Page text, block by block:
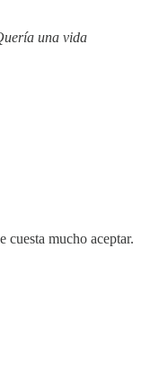
una vida
cuesta mucho aceptar.